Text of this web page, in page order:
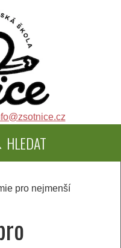
HLEDAT
pro nejmenší